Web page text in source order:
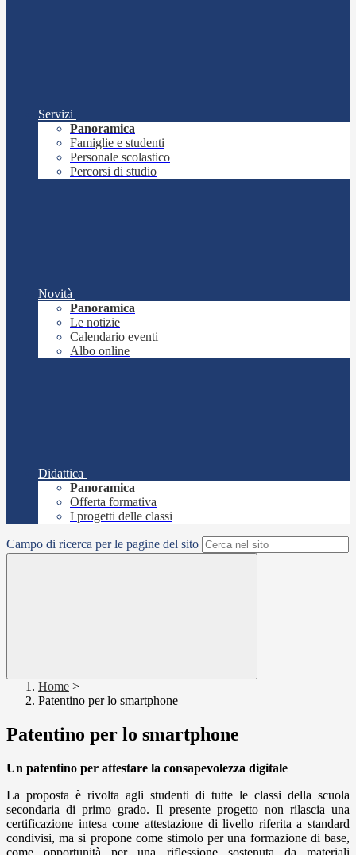
Servizi
Panoramica
Famiglie e studenti
Personale scolastico
Percorsi di studio
Novità
Panoramica
Le notizie
Calendario eventi
Albo online
Didattica
Panoramica
Offerta formativa
I progetti delle classi
Campo di ricerca per le pagine del sito
Home >
Patentino per lo smartphone
Patentino per lo smartphone
Un patentino per attestare la consapevolezza digitale
La proposta è rivolta agli studenti di tutte le classi della scuola
secondaria di primo grado. Il presente progetto non rilascia una
certificazione intesa come attestazione di livello riferita a standard
condivisi, ma si propone come stimolo per una formazione di base,